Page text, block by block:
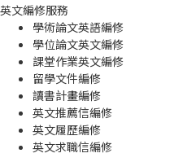
英文編修服務
學術論文英語編修
學位論文英文編修
課堂作業英文編修
留學文件編修
讀書計畫編修
英文推薦信編修
英文履歷編修
英文求職信編修